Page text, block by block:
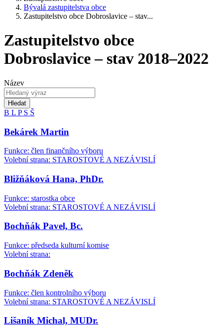
Bývalá zastupitelstva obce
Zastupitelstvo obce Dobroslavice – stav...
Zastupitelstvo obce
Dobroslavice – stav 2018–2022
Název
Hledat
B L P S Š
Bekárek Martin
Funkce: člen finančního výboru
Volební strana: STAROSTOVÉ A NEZÁVISLÍ
Bližňáková Hana, PhDr.
Funkce: starostka obce
Volební strana: STAROSTOVÉ A NEZÁVISLÍ
Bochňák Pavel, Bc.
Funkce: předseda kulturní komise
Volební strana:
Bochňák Zdeněk
Funkce: člen kontrolního výboru
Volební strana: STAROSTOVÉ A NEZÁVISLÍ
Lišaník Michal, MUDr.